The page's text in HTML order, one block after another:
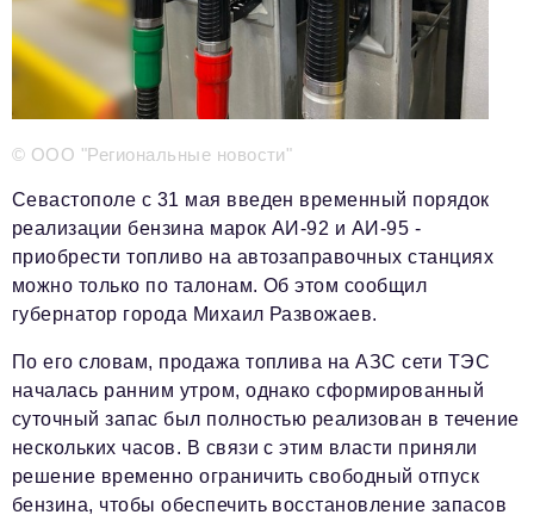
Отдел рекламы
reklama@business-magazine.online
Отдел распространения/редакционная подписка
podpiska@business-magazine.online
partner@business-magazine.online
© ООО "Региональные новости"
Севастополе с 31 мая введен временный порядок
реализации бензина марок АИ-92 и АИ-95 -
приобрести топливо на автозаправочных станциях
можно только по талонам. Об этом сообщил
губернатор города Михаил Развожаев.
По его словам, продажа топлива на АЗС сети ТЭС
началась ранним утром, однако сформированный
суточный запас был полностью реализован в течение
нескольких часов. В связи с этим власти приняли
решение временно ограничить свободный отпуск
бензина, чтобы обеспечить восстановление запасов